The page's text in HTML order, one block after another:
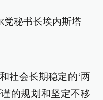
秘书长埃内斯塔
社会长期稳定的‘两
的规划和坚定不移